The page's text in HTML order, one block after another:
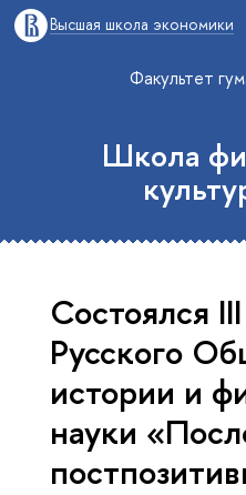
Высшая школа экономики
Факультет
Школа
Состоялся
Русского
истории и
науки